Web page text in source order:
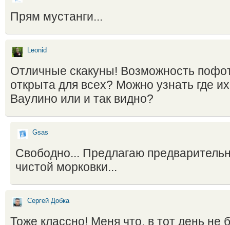
Прям мустанги...
Leonid
Отличные скакуны! Возможность
открыта для всех? Можно узнать где
Ваулино или и так видно?
Gsas
Свободно... Предлагаю
чистой морковки...
Сергей Добка
Тоже классно! Меня что, в тот день не